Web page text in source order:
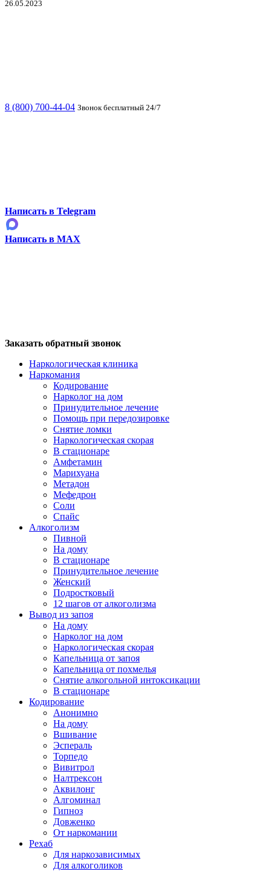
26.05.2023
8 (800) 700-44-04 Звонок бесплатный 24/7
Написать в Telegram
Написать в MAX
Заказать обратный звонок
Наркологическая клиника
Наркомания
Кодирование
Нарколог на дом
Принудительное лечение
Помощь при передозировке
Снятие ломки
Наркологическая скорая
В стационаре
Амфетамин
Марихуана
Метадон
Мефедрон
Соли
Спайс
Алкоголизм
Пивной
На дому
В стационаре
Принудительное лечение
Женский
Подростковый
12 шагов от алкоголизма
Вывод из запоя
На дому
Нарколог на дом
Наркологическая скорая
Капельница от запоя
Капельница от похмелья
Снятие алкогольной интоксикации
В стационаре
Кодирование
Анонимно
На дому
Вшивание
Эспераль
Торпедо
Вивитрол
Налтрексон
Аквилонг
Алгоминал
Гипноз
Довженко
От наркомании
Рехаб
Для наркозависимых
Для алкоголиков